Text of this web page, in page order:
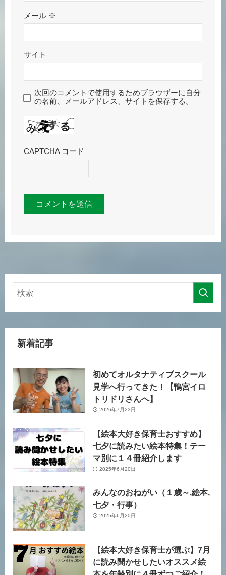
メール ※
サイト
次回のコメントで使用するためブラウザーに自分
の名前、メールアドレス、サイトを保存する。
CAPTCHA コード
新着記事
初めてオルタナティブスクール
見学へ行ってきた！【鴨宮イロ
トリドリさんへ】
2026年7月23日
【絵本大好き保育士おすすめ】
七夕に読みたい絵本特集！テー
マ別に１４冊紹介します
2025年6月20日
みんなのおねがい（１歳～,絵本,
七夕・行事）
2025年6月20日
【絵本大好き保育士が選ぶ】7月
に読み聞かせしたいオススメ絵